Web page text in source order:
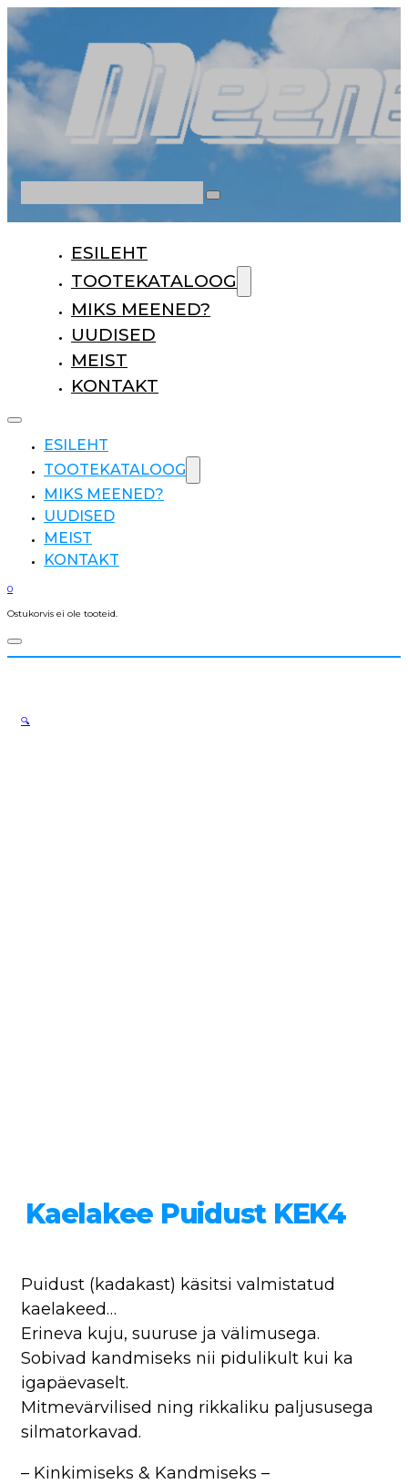
ESILEHT
TOOTEKATALOOG
MIKS MEENED?
UUDISED
MEIST
KONTAKT
ESILEHT
TOOTEKATALOOG
MIKS MEENED?
UUDISED
MEIST
KONTAKT
0
Ostukorvis ei ole tooteid.
Kaelakee Puidust KEK4
Puidust (kadakast) käsitsi valmistatud
kaelakeed…
Erineva kuju, suuruse ja välimusega.
Sobivad kandmiseks nii pidulikult kui ka
igapäevaselt.
Mitmevärvilised ning rikkaliku paljususega
silmatorkavad.
– Kinkimiseks & Kandmiseks –
🔍